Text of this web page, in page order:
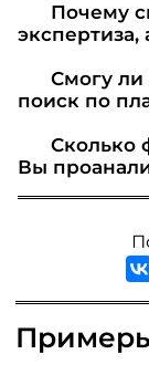
Почему
экспертиза,
Смогу ли
поиск по
Сколько
Вы